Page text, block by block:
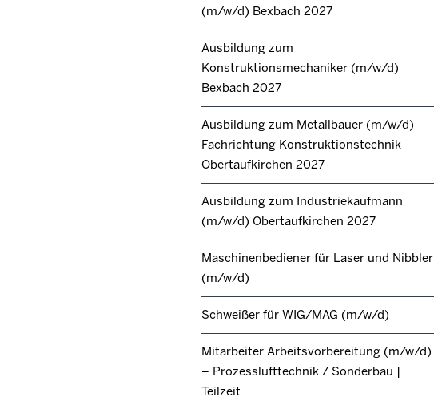
(m/w/d) Bexbach 2027
Ausbildung zum
Konstruktionsmechaniker (m/w/d)
Bexbach 2027
Ausbildung zum Metallbauer (m/w/d)
Fachrichtung Konstruktionstechnik
Obertaufkirchen 2027
Ausbildung zum Industriekaufmann
(m/w/d) Obertaufkirchen 2027
Maschinenbediener für Laser und Nibbler
(m/w/d)
Schweißer für WIG/MAG (m/w/d)
Mitarbeiter Arbeitsvorbereitung (m/w/d)
– Prozesslufttechnik / Sonderbau |
Teilzeit